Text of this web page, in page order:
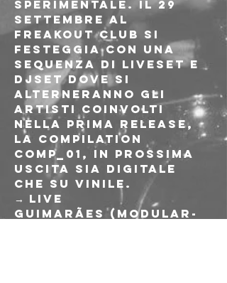
sperimentale. Il 29
settembre al
Freakout Club si
festeggia con una
sequenza di liveset e
djset dove si
alterneranno gli
artisti coinvolti
nella prima release,
la compilation
Comp_01, in prossima
uscita sia digitale
che su vinile.
→ LIVE
Guimarães (modular-